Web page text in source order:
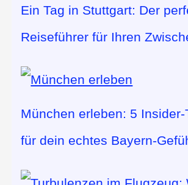
Ein Tag in Stuttgart: Der
Reiseführer für Ihren
München erleben: 5 Insider-
für dein echtes Bayern-